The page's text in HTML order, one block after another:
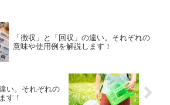
「徴収」と「回収」の違い。それぞれの
意味や使用例を解説します！
い。それぞれの
す！